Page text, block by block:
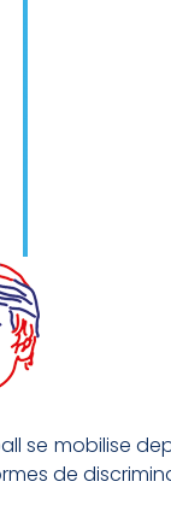
se mobilise
de